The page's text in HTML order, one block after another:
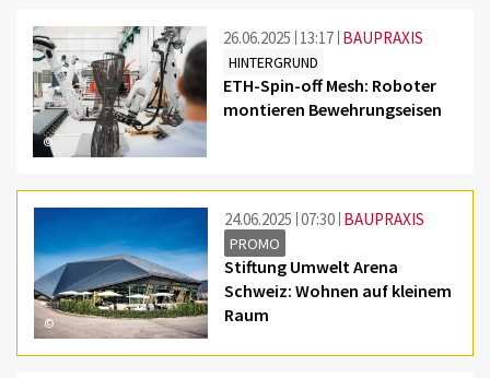
©
26.06.2025 13:17 BAUPRAXIS
HINTERGRUND
ETH-Spin-off Mesh: Roboter
montieren Bewehrungseisen
©
24.06.2025 07:30 BAUPRAXIS
PROMO
Stiftung Umwelt Arena
Schweiz: Wohnen auf kleinem
Raum